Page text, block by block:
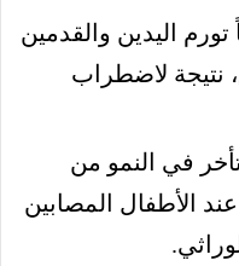
اليدين والقدمين
نتيجة لاضطراب
في النمو من
الأطفال المصابين